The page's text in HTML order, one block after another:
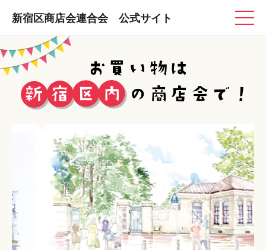
新宿区商店会連合会 公式サイト